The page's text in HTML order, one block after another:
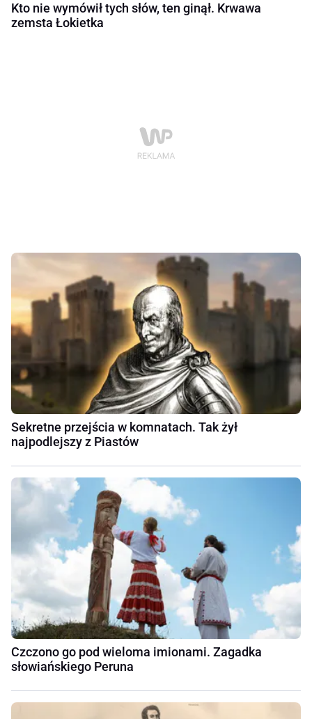
Kto nie wymówił tych słów, ten ginął. Krwawa
zemsta Łokietka
Sekretne przejścia w komnatach. Tak żył
najpodlejszy z Piastów
Czczono go pod wieloma imionami. Zagadka
słowiańskiego Peruna